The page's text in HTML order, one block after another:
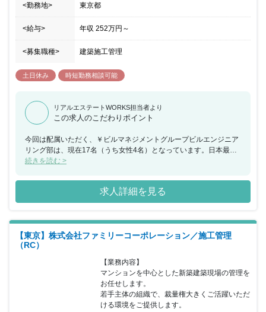
<勤務地> 東京都
<給与> 年収 252万円 ～
<募集職種> 建築施工管理
土日休み 時短勤務相談可能
リアルエステートWORKS担当者より
この求人のこだわりポイント
今回は配属いただく、￥ビルマネジメントグループビルエンジニア
リング部は、現在17名（うち女性4名）となっています。日本最大
規模の住居系REIT(不動産投資信託)の主要プロパティマネジメント
ジできます。また、資格取得時に、資格に応じた報奨金を支給する
資格支援制度なども整備されています。
続きを読む >
求人詳細を見る
【東京】株式会社ファミリーコーポレーション／施工管理
（RC）
【業務内容】
マンションを中心とした新築建築現場の管理を
お任せします。
若手主体の組織で、裁量権大きくご活躍いただ
ける環境をご提供します。